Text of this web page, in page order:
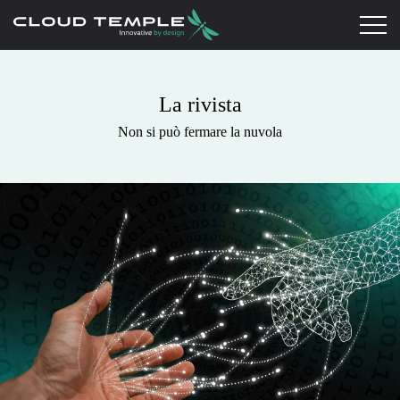
La rivista
Non si può fermare la nuvola